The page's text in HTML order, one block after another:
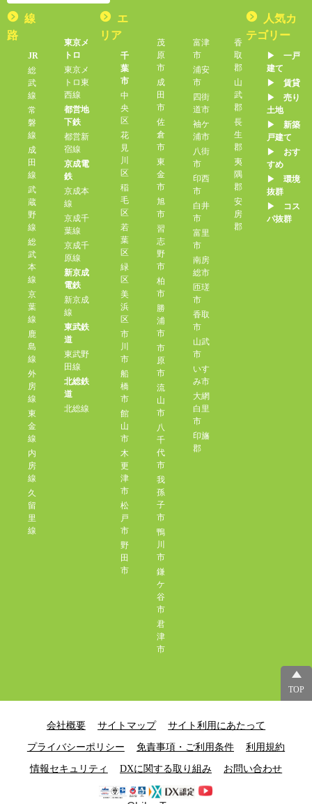
線
路
JR
総
武
線
常
磐
線
成
田
線
武
蔵
野
線
総
武
本
線
京
葉
線
鹿
島
線
外
房
線
東
金
線
内
房
線
久
留
里
線
東京メ
トロ
東京メ
トロ東
西線
都営地
下鉄
都営新
宿線
京成電
鉄
京成本
線
京成千
葉線
京成千
原線
新京成
電鉄
新京成
線
東武鉄
道
東武野
田線
北総鉄
道
北総線
エ
リア
千
葉
市
中
央
区
花
見
川
区
稲
毛
区
若
葉
区
緑
区
美
浜
区
市
川
市
船
橋
市
館
山
市
木
更
津
市
松
戸
市
野
田
市
茂
原
市
成
田
市
佐
倉
市
東
金
市
旭
市
習
志
野
市
柏
市
勝
浦
市
市
原
市
流
山
市
八
千
代
市
我
孫
子
市
鴨
川
市
鎌
ケ
谷
市
君
津
市
富津
市
浦安
市
四街
道市
袖ケ
浦市
八街
市
印西
市
白井
市
富里
市
南房
総市
匝瑳
市
香取
市
山武
市
いす
み市
大網
白里
市
印旛
郡
香
取
郡
山
武
郡
長
生
郡
夷
隅
郡
安
房
郡
人気カ
テゴリー
▶︎ 一戸
建て
▶︎ 賃貸
▶︎ 売り
土地
▶︎ 新築
戸建て
▶︎ おす
すめ
▶︎ 環境
抜群
▶︎ コス
パ抜群
TOP
会社概要 サイトマップ サイト利用にあたって
プライバシーポリシー 免責事項・ご利用条件 利用規約
情報セキュリティ DXに関する取り組み お問い合わせ